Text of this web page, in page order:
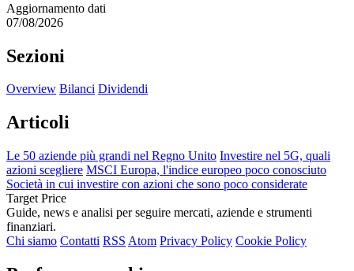
Aggiornamento dati
07/08/2026
Sezioni
Overview Bilanci Dividendi
Articoli
Le 50 aziende più grandi nel Regno Unito Investire nel 5G, quali
azioni scegliere MSCI Europa, l'indice europeo poco conosciuto
Società in cui investire con azioni che sono poco considerate
Target Price
Guide, news e analisi per seguire mercati, aziende e strumenti
finanziari.
Chi siamo Contatti RSS Atom Privacy Policy Cookie Policy